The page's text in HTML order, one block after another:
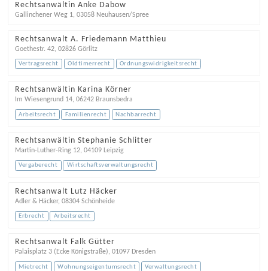
Rechtsanwältin Anke Dabow
Gallinchener Weg 1, 03058 Neuhausen/Spree
Rechtsanwalt A. Friedemann Matthieu
Goethestr. 42, 02826 Görlitz
Vertragsrecht Oldtimerrecht Ordnungswidrigkeitsrecht
Rechtsanwältin Karina Körner
Im Wiesengrund 14, 06242 Braunsbedra
Arbeitsrecht Familienrecht Nachbarrecht
Rechtsanwältin Stephanie Schlitter
Martin-Luther-Ring 12, 04109 Leipzig
Vergaberecht Wirtschaftsverwaltungsrecht
Rechtsanwalt Lutz Häcker
Adler & Häcker, 08304 Schönheide
Erbrecht Arbeitsrecht
Rechtsanwalt Falk Gütter
Palaisplatz 3 (Ecke Königstraße), 01097 Dresden
Mietrecht Wohnungseigentumsrecht Verwaltungsrecht